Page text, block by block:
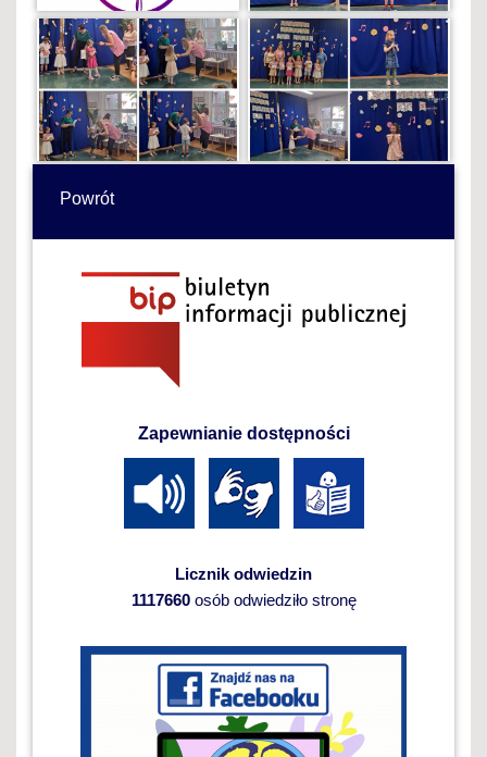
Powrót
Zapewnianie dostępności
Licznik odwiedzin
1117660osób odwiedziło stronę